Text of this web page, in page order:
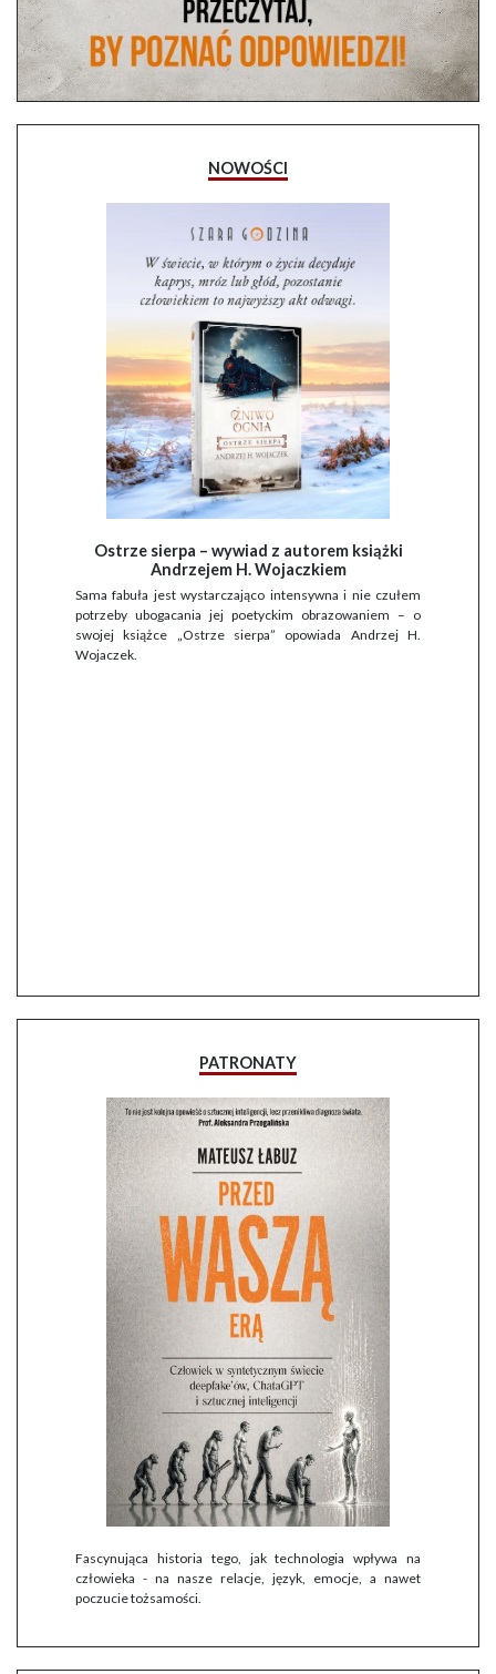
NOWOŚCI
Ostrze sierpa – wywiad z autorem książki
Andrzejem H. Wojaczkiem
Sama fabuła jest wystarczająco intensywna i nie czułem
potrzeby ubogacania jej poetyckim obrazowaniem – o
swojej książce „Ostrze sierpa” opowiada Andrzej H.
Wojaczek.
PATRONATY
Fascynująca historia tego, jak technologia wpływa na
człowieka - na nasze relacje, język, emocje, a nawet
poczucie tożsamości.